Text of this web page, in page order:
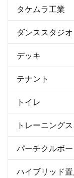
タケムラ工業
ダンススタジオ
デッキ
テナント
トイレ
トレーニング
パーチクルボ
ハイブリッド